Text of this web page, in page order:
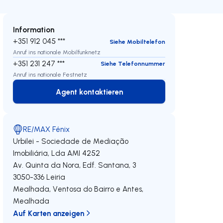
Information
+351 912 045 ***
Siehe Mobiltelefon
Anruf ins nationale Mobilfunknetz
+351 231 247 ***
Siehe Telefonnummer
Anruf ins nationale Festnetz
Agent kontaktieren
Agent kontaktieren
RE/MAX Fénix
Urbilei - Sociedade de Mediação
Imobiliária, Lda AMI 4252
Av. Quinta da Nora, Edf. Santana, 3
3050-336 Leiria
Mealhada, Ventosa do Bairro e Antes,
Mealhada
Auf Karten anzeigen